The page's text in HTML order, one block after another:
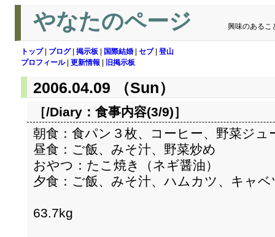
やなたのページ 興味のあるこ
トップ| ブログ| 掲示板 国際結婚 セブ| 登山
プロフィール| 更新情報 旧掲示板
2006.04.09 （Sun）
［/Diary： 食事内容(3/9)］
朝食：食パン３枚、コーヒー、野菜ジュ
昼食：ご飯、みそ汁、野菜炒め
おやつ：たこ焼き（ネギ醤油）
夕食：ご飯、みそ汁、ハムカツ、キャ
63.7kg